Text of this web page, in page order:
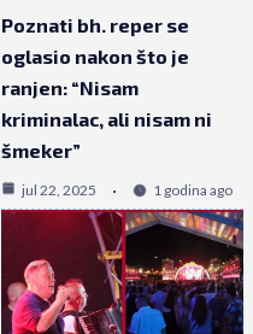
Poznati bh. reper se
oglasio nakon što je
ranjen: “Nisam
kriminalac, ali nisam ni
šmeker”
jul 22, 2025 1 godina ago